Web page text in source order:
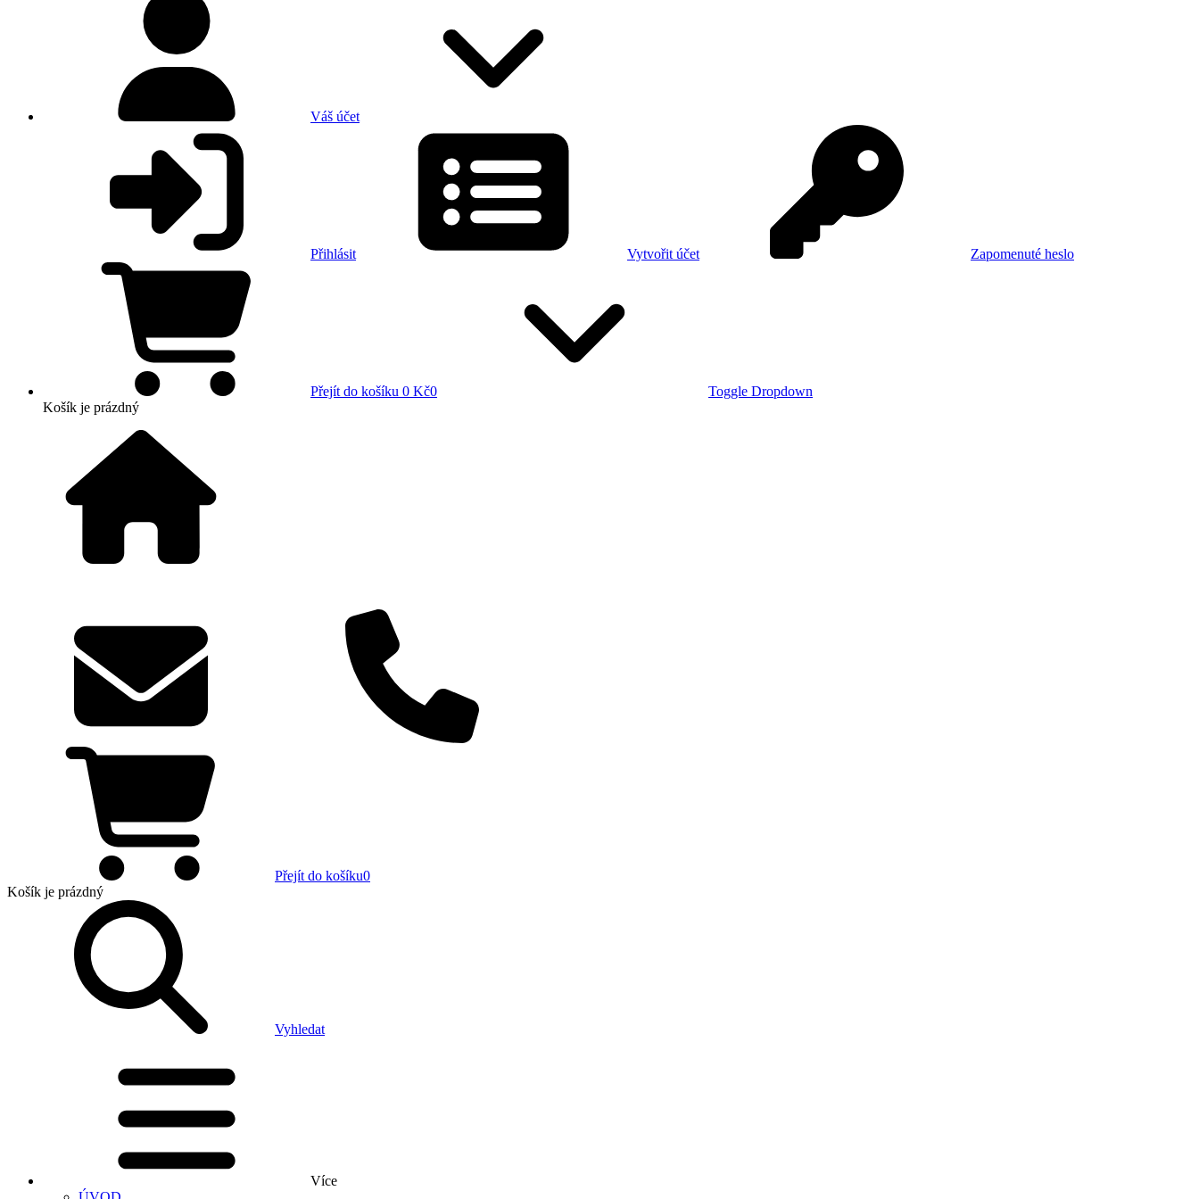
Váš účet
Přihlásit Vytvořit účet Zapomenuté heslo
Přejít do košíku 0 Kč0
Toggle Dropdown
Košík je prázdný
Přejít do košíku0
Košík je prázdný
Vyhledat
Více